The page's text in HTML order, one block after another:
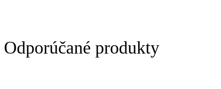
Odporúčané produkty